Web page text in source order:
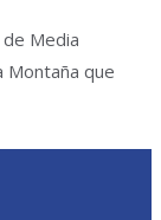
Media
Montaña que